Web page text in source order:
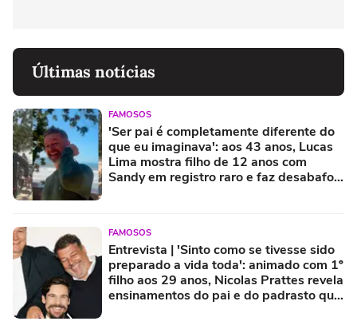
Últimas notícias
FAMOSOS
'Ser pai é completamente diferente do
que eu imaginava': aos 43 anos, Lucas
Lima mostra filho de 12 anos com
Sandy em registro raro e faz desabafo
FAMOSOS
Entrevista | 'Sinto como se tivesse sido
preparado a vida toda': animado com 1º
filho aos 29 anos, Nicolas Prattes revela
ensinamentos do pai e do padrasto que